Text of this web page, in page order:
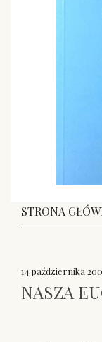
STRONA
14 października
NASZA